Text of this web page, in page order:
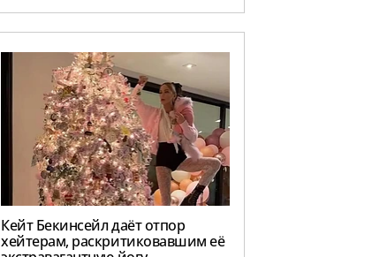
Кейт Бекинсейл даёт отпор
хейтерам, раскритиковавшим её